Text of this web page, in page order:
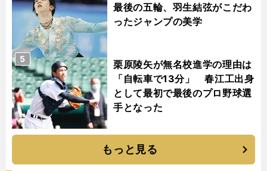
最後の五輪、羽生結弦がこだわ
ったジャンプの美学
栗原陵矢が無名校進学の理由は
「自転車で13分」 春江工出身
として最初で最後のプロ野球選
手となった
5
もっと見る